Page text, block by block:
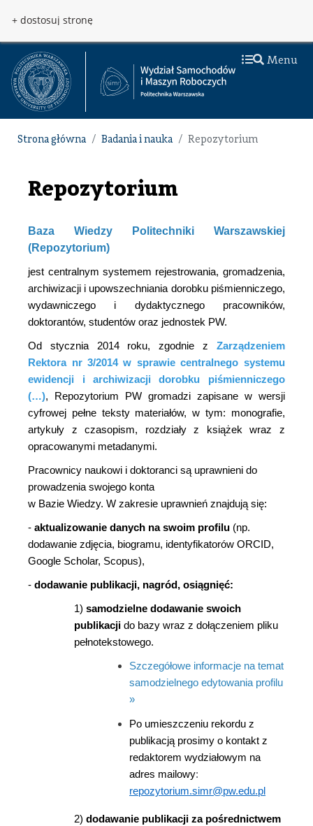
+ dostosuj stronę
Menu
Strona główna Badania i nauka Repozytorium
Repozytorium
Baza Wiedzy Politechniki Warszawskiej
(Repozytorium)
jest centralnym systemem rejestrowania, gromadzenia,
archiwizacji i upowszechniania dorobku piśmienniczego,
wydawniczego i dydaktycznego pracowników,
doktorantów, studentów oraz jednostek PW.
Od stycznia 2014 roku, zgodnie z Zarządzeniem
Rektora nr 3/2014 w sprawie centralnego systemu
ewidencji i archiwizacji dorobku piśmienniczego
(…), Repozytorium PW gromadzi zapisane w wersji
cyfrowej pełne teksty materiałów, w tym: monografie,
artykuły z czasopism, rozdziały z książek wraz z
opracowanymi metadanymi.
Pracownicy naukowi i doktoranci są uprawnieni do
prowadzenia swojego konta
w Bazie Wiedzy. W zakresie uprawnień znajdują się:
-aktualizowanie danych na swoim profilu (np.
dodawanie zdjęcia, biogramu, identyfikatorów ORCID,
Google Scholar, Scopus),
-dodawanie publikacji, nagród, osiągnięć:
1)samodzielne dodawanie swoich
publikacji do bazywraz z dołączeniem pliku
pełnotekstowego.
Szczegółowe informacje na temat
samodzielnego edytowania profilu
»
Po umieszczeniu rekordu z
publikacją prosimy o kontakt z
redaktorem wydziałowym na
adres mailowy:
repozytorium.simr@pw.edu.pl
2)dodawanie publikacji za pośrednictwem